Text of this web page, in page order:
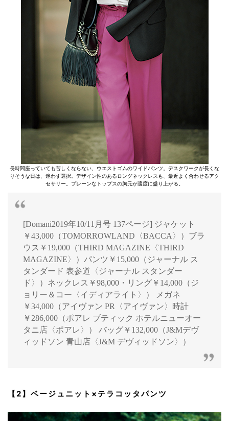
長時間座っていても苦しくならない、ウエストゴムのワイドパンツ。デスクワークが長くな
りそうな日は、迷わず選択。デザイン性のあるロングネックレスも、最近よく合わせるアク
セサリー。プレーンなトップスの胸元が適度に盛り上がる。
[Domani2019年10/11月号 137ページ] ジャケット
￥43,000（TOMORROWLAND〈BACCA〉）ブラ
ウス￥19,000（THIRD MAGAZINE〈THIRD
MAGAZINE〉）パンツ￥15,000（ジャーナル ス
タンダード 表参道〈ジャーナル スタンダー
ド〉）ネックレス￥98,000・リング￥14,000（ジ
ョリー＆コー〈イディアライト〉） メガネ
￥34,000（アイヴァン PR〈アイヴァン〉時計
￥286,000（ポアレ ブティック ホテルニューオー
タニ店〈ポアレ〉） バッグ￥132,000（J&Mデヴ
ィッドソン 青山店〈J&M デヴィッドソン〉）
【2】ベージュニット×テラコッタパンツ